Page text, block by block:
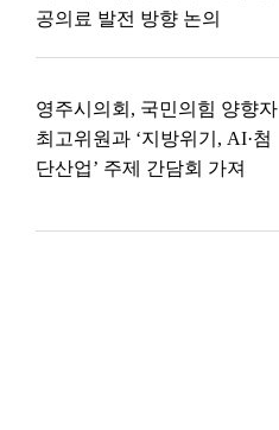
공의료 발전 방향 논의
영주시의회, 국민의힘 양향자
최고위원과 ‘지방위기, AI·첨
단산업’ 주제 간담회 가져